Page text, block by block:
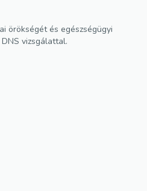
örökségét és egészségügyi
vizsgálattal.